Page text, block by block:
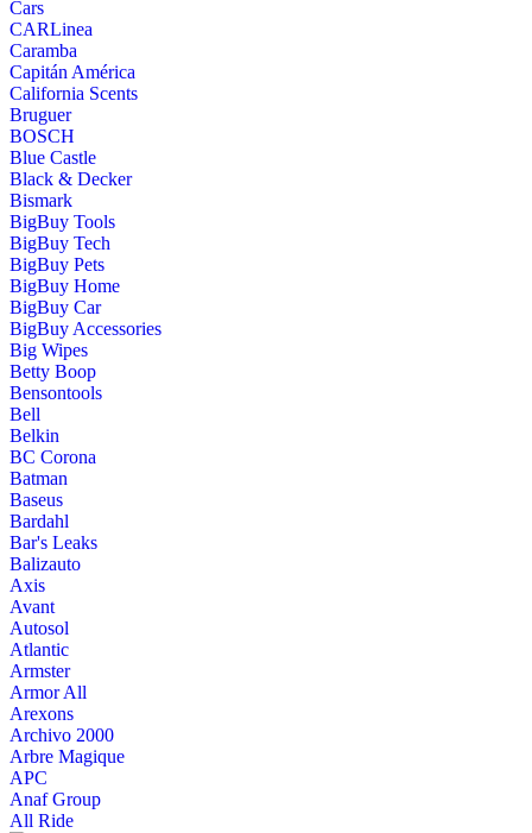
Cars
CARLinea
Caramba
Capitán América
California Scents
Bruguer
BOSCH
Blue Castle
Black & Decker
Bismark
BigBuy Tools
BigBuy Tech
BigBuy Pets
BigBuy Home
BigBuy Car
BigBuy Accessories
Big Wipes
Betty Boop
Bensontools
Bell
Belkin
BC Corona
Batman
Baseus
Bardahl
Bar's Leaks
Balizauto
Axis
Avant
Autosol
Atlantic
Armster
Armor All
Arexons
Archivo 2000
Arbre Magique
APC
Anaf Group
All Ride